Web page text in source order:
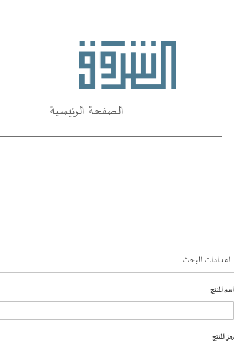
الصفحة الرئيسية
اعدادات البحث
اسم المنتج
رمز المنتج